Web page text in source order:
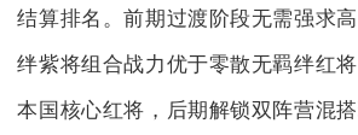
结算排名。前期过渡阶段无需强求
绊紫将组合战力优于零散无羁绊红
本国核心红将，后期解锁双阵营混